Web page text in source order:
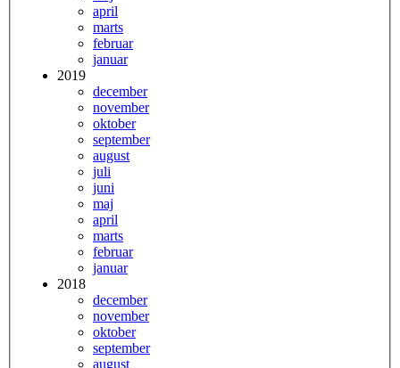
april
marts
februar
januar
2019
december
november
oktober
september
august
juli
juni
maj
april
marts
februar
januar
2018
december
november
oktober
september
august